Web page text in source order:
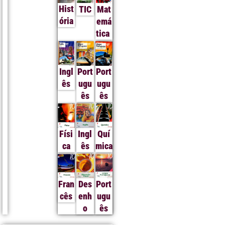
Hist
ória
TIC Mat
emá
tica
Ingl
ês
Port
ugu
ês
Port
ugu
ês
Físi
ca
Ingl
ês
Quí
mica
Fran
cês
Des
enh
o
Port
ugu
ês